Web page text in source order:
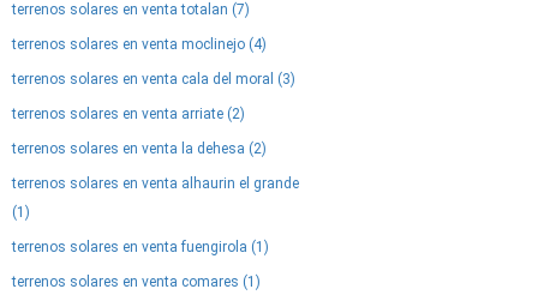
terrenos solares en venta totalan (7)
terrenos solares en venta moclinejo (4)
terrenos solares en venta cala del moral (3)
terrenos solares en venta arriate (2)
terrenos solares en venta la dehesa (2)
terrenos solares en venta alhaurin el grande
(1)
terrenos solares en venta fuengirola (1)
terrenos solares en venta comares (1)